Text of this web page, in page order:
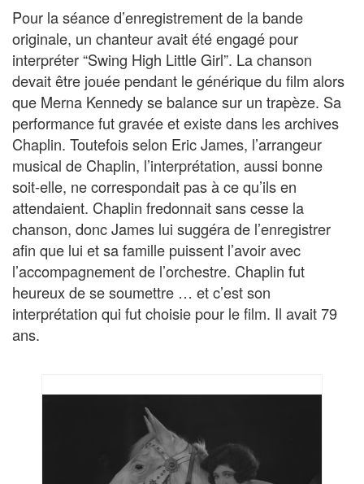
Pour la séance d’enregistrement de la bande
originale, un chanteur avait été engagé pour
interpréter “Swing High Little Girl”. La chanson
devait être jouée pendant le générique du film alors
que Merna Kennedy se balance sur un trapèze. Sa
performance fut gravée et existe dans les archives
Chaplin. Toutefois selon Eric James, l’arrangeur
musical de Chaplin, l’interprétation, aussi bonne
soit-elle, ne correspondait pas à ce qu’ils en
attendaient. Chaplin fredonnait sans cesse la
chanson, donc James lui suggéra de l’enregistrer
afin que lui et sa famille puissent l’avoir avec
l’accompagnement de l’orchestre. Chaplin fut
heureux de se soumettre … et c’est son
interprétation qui fut choisie pour le film. Il avait 79
ans.